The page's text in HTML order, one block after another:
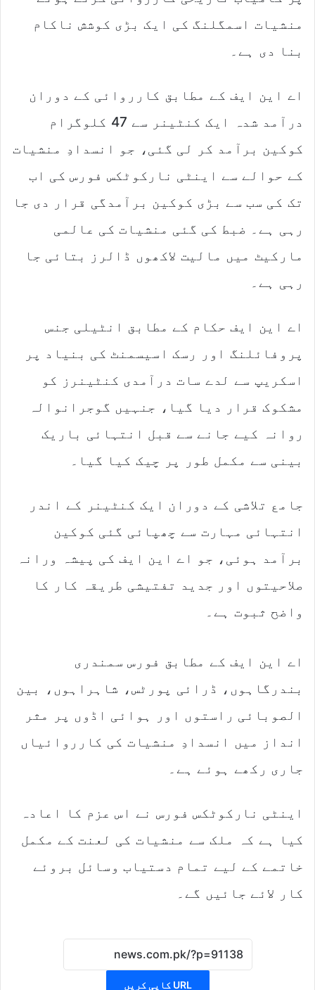
e
m
منشیات اسمگلنگ کی ایک بڑی کوشش ناکام
بنا دی ہے۔
اے این ایف کے مطابق کارروائی کے دوران
درآمد شدہ ایک کنٹینر سے 47 کلوگرام
کوکین برآمد کر لی گئی، جو انسدادِ منشیات
کے حوالے سے اینٹی نارکوٹکس فورس کی اب
تک کی سب سے بڑی کوکین برآمدگی قرار دی جا
رہی ہے۔ ضبط کی گئی منشیات کی عالمی
مارکیٹ میں مالیت لاکھوں ڈالرز بتائی جا
رہی ہے۔
اے این ایف حکام کے مطابق انٹیلی جنس
پروفائلنگ اور رسک اسیسمنٹ کی بنیاد پر
اسکریپ سے لدے سات درآمدی کنٹینرز کو
مشکوک قرار دیا گیا، جنہیں گوجرانوالہ
روانہ کیے جانے سے قبل انتہائی باریک
بینی سے مکمل طور پر چیک کیا گیا۔
جامع تلاشی کے دوران ایک کنٹینر کے اندر
انتہائی مہارت سے چھپائی گئی کوکین
برآمد ہوئی، جو اے این ایف کی پیشہ ورانہ
صلاحیتوں اور جدید تفتیشی طریقہ کار کا
واضح ثبوت ہے۔
اے این ایف کے مطابق فورس سمندری
بندرگاہوں، ڈرائی پورٹس، شاہراہوں، بین
الصوبائی راستوں اور ہوائی اڈوں پر مثر
انداز میں انسدادِ منشیات کی کارروائیاں
جاری رکھے ہوئے ہے۔
اینٹی نارکوٹکس فورس نے اس عزم کا اعادہ
کیا ہے کہ ملک سے منشیات کی لعنت کے مکمل
خاتمے کے لیے تمام دستیاب وسائل بروئے
کار لائے جائیں گے۔
URL کاپی کریں